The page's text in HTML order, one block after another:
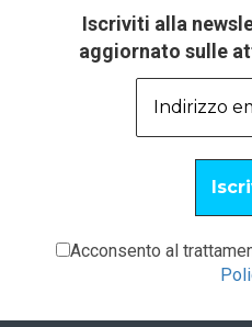
Iscriviti alla
aggiornato sulle
Acconsento al